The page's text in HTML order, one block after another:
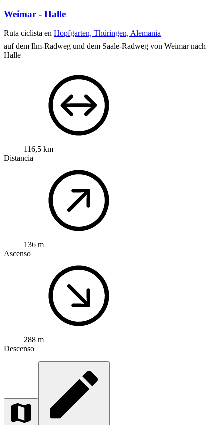
Weimar - Halle
Ruta ciclista en Hopfgarten, Thüringen, Alemania
auf dem Ilm-Radweg und dem Saale-Radweg von Weimar nach
Halle
116,5 km
Distancia
136 m
Ascenso
288 m
Descenso